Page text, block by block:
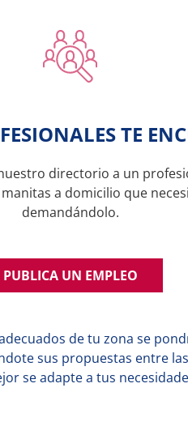
TE
directorio a un
a domicilio que
demandándolo.
PUBLICA UN EMPLEO
de tu zona se
sus propuestas entre
se adapte a tus